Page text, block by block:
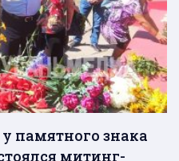
памятного знака
митинг-